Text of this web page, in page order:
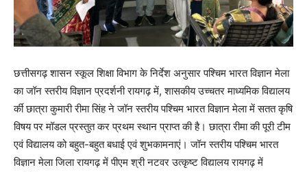
छत्तीसगढ़ शासन स्कूल शिक्षा विभाग के निर्देश अनुसार पश्चिम भारत विज्ञान मेला
का जॉन स्तरीय विज्ञान प्रदर्शनी रायगढ़ में, शासकीय उच्चतर माध्यमिक विद्यालय
र्की छात्रा कुमारी रीमा सिंह ने जॉन स्तरीय पश्चिम भारत विज्ञान मेला में सतत कृषि
विषय पर मॉडल प्रस्तुत कर प्रथम स्थान प्राप्त की है। छात्रा रीमा की पूरी टीम
एवं विद्यालय को बहुत-बहुत बधाई एवं शुभकामनाएं। जॉन स्तरीय पश्चिम भारत
विज्ञान मेला जिला रायगढ़ में पीएम श्री नटवर उत्कृष्ट विद्यालय रायगढ़ में